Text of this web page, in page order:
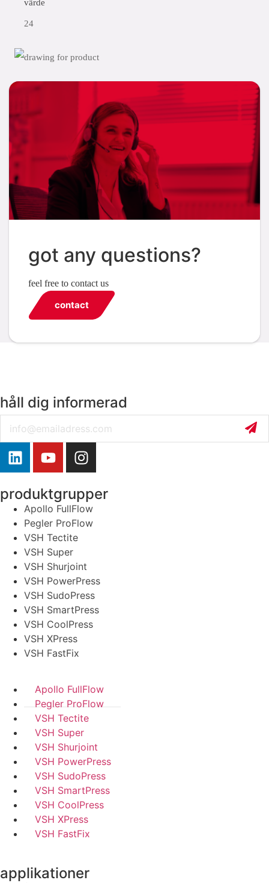
värde
24
got any questions?
feel free to contact us
contact
håll dig informerad
produktgrupper
Apollo FullFlow
Pegler ProFlow
VSH Tectite
VSH Super
VSH Shurjoint
VSH PowerPress
VSH SudoPress
VSH SmartPress
VSH CoolPress
VSH XPress
VSH FastFix
Apollo FullFlow
Pegler ProFlow
VSH Tectite
VSH Super
VSH Shurjoint
VSH PowerPress
VSH SudoPress
VSH SmartPress
VSH CoolPress
VSH XPress
VSH FastFix
applikationer